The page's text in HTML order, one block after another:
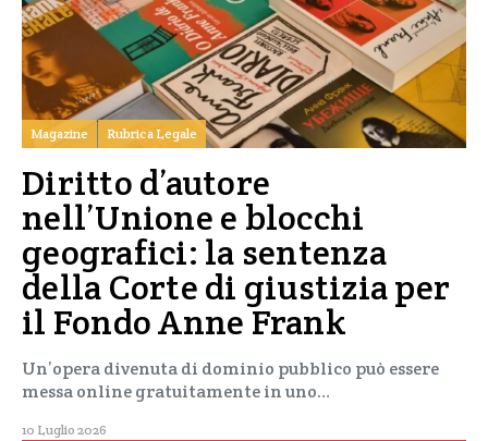
Magazine Rubrica Legale
Diritto d’autore
nell’Unione e blocchi
geografici: la sentenza
della Corte di giustizia per
il Fondo Anne Frank
Un’opera divenuta di dominio pubblico può essere
messa online gratuitamente in uno…
10 Luglio 2026